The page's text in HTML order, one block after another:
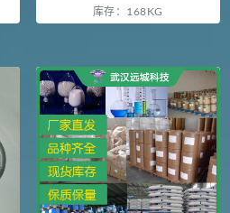
库存：168KG